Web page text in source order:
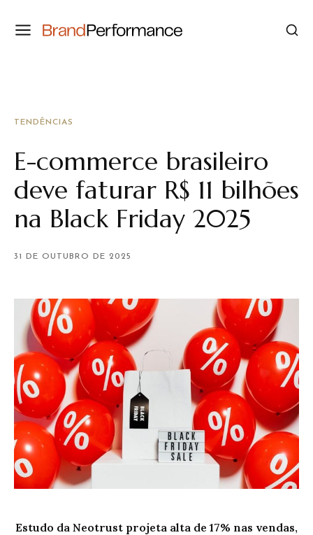
TENDÊNCIAS
E-commerce brasileiro
deve faturar R$ 11 bilhões
na Black Friday 2025
31 DE OUTUBRO DE 2025
Estudo da Neotrust projeta alta de 17% nas vendas,